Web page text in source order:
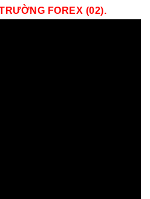
FOREX (02).